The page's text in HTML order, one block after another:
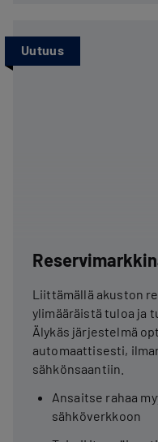
Uutuus
Liittämällä akuston
ylimääräistä tuloa ja
Älykäs järjestelmä
automaattisesti,
sähkönsaantiin.
Ansaitse rahaa
sähköverkkoon